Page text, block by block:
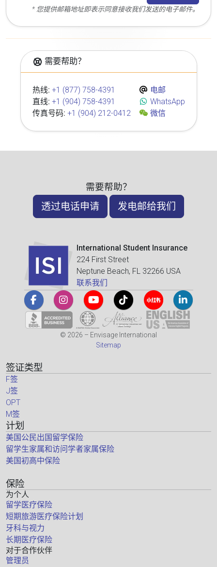
* 您提供邮箱地址即表示同意接收我们发送的电子邮件。
需要帮助？
热线: +1 (877) 758-4391
直线: +1 (904) 758-4391
传真号码: +1 (904) 212-0412
电邮
WhatsApp
微信
需要帮助？
透过电话申请 发电邮给我们
International Student Insurance
224 First Street
Neptune Beach, FL 32266 USA
联系我们
© 2026 – Envisage International
Sitemap
签证类型
F签
J签
OPT
M签
计划
美国公民出国留学保险
留学生家属和访问学者家属保险
美国初高中保险
保险
为个人
留学医疗保险
短期旅游医疗保险计划
牙科与视力
长期医疗保险
对于合作伙伴
管理员